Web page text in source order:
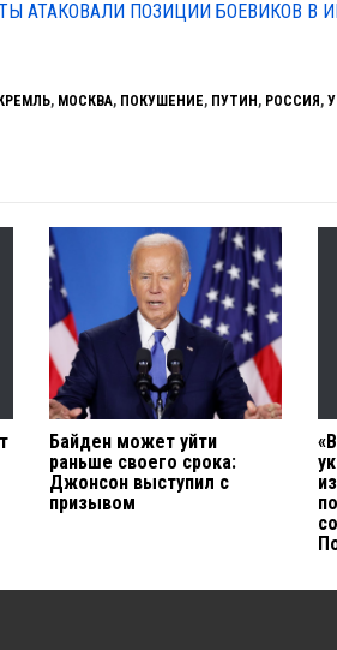
АТАКОВАЛИ ПОЗИЦИИ БОЕВИКОВ В
, МОСКВА, ПОКУШЕНИЕ, ПУТИН, РОССИЯ,
Байден может уйти
раньше своего срока:
Джонсон выступил с
призывом